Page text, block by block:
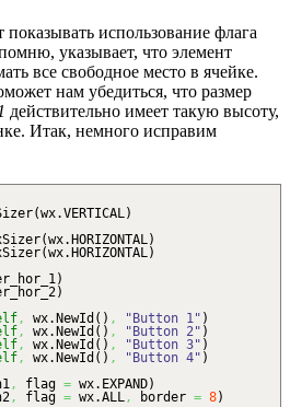
использование флага
указывает, что элемент
все свободное место в ячейке.
нам убедиться, что размер
действительно имеет такую высоту,
Итак, немного исправим
(wx.VERTICAL)
(wx. HORIZONTAL)
(wx. HORIZONTAL)
)
)
, wx. NewId ( ) , "Button 1" )
, wx. NewId ( ) , "Button 2" )
, wx. NewId ( ) , "Button 3" )
, wx. NewId ( ) , "Button 4" )
, flag = wx. EXPAND)
, flag = wx.ALL, border = 8)